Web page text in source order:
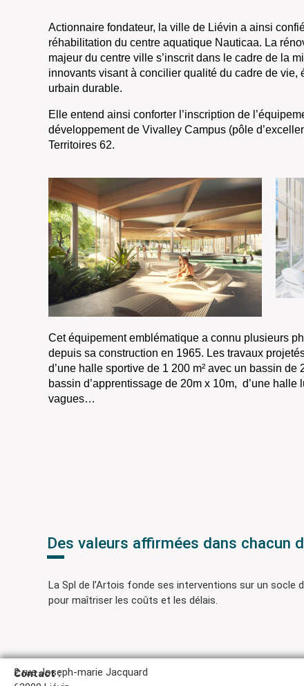
Actionnaire fondateur, la ville de Liévin a ainsi
réhabilitation du centre aquatique Nauticaa. La
majeur du centre ville s’inscrit dans le cadre de la
innovants visant à concilier qualité du cadre de vie,
urbain durable.
Elle entend ainsi conforter l’inscription de
développement de Vivalley Campus (pôle
Territoires 62.
Cet équipement emblématique a connu plusieurs
depuis sa construction en 1965. Les travaux
d’une halle sportive de 1 200 m² avec un bassin de
bassin d’apprentissage de 20m x 10m, d’une halle
vagues…
Des valeurs affirmées dans chacun
La Spl de l’Artois fonde ses interventions sur un socle
pour maîtriser les coûts et les délais.
Contact :
2 rue Joseph-marie Jacquard